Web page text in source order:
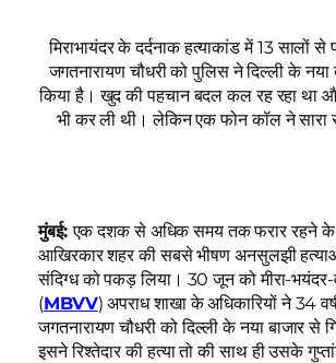
मिराभायंदर के दर्दनाक हत्याकांड में 13 सालों से
जगतनारायण चौधरी को पुलिस ने दिल्ली के नया
किया है। खुद की पहचान बदल कल रह रहा था
भी कर ली थी। लेकिन एक फोन कॉल ने सारा
मुंबई:एक दशक से अधिक समय तक फरार रहने के
आखिरकार शहर की सबसे भीषण अनसुलझी
संदिग्ध को पकड़ लिया। 30 जून को मीरा-भयंदर-
(MBVV) अपराध शाखा के अधिकारियों ने 34
जगतनारायण चौधरी को दिल्ली के नया बाजार से
इसने रिश्तेदार की हत्या तो की साथ ही उसके